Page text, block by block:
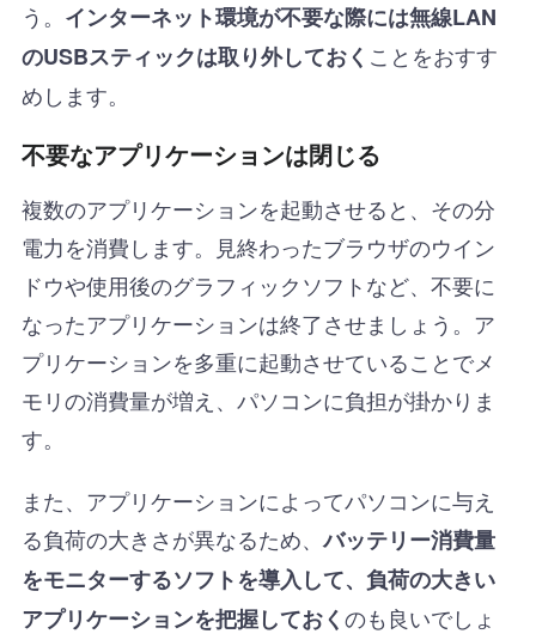
う。 インターネット環境が不要な際には無線LAN
のUSBスティックは取り外しておく ことをおすす
めします。
不要なアプリケーションは閉じる
複数のアプリケーションを起動させると、その分
電力を消費します。見終わったブラウザのウイン
ドウや使用後のグラフィックソフトなど、不要に
なったアプリケーションは終了させましょう。ア
プリケーションを多重に起動させていることでメ
モリの消費量が増え、パソコンに負担が掛かりま
す。
また、アプリケーションによってパソコンに与え
る負荷の大きさが異なるため、バッテリー消費量
をモニターするソフトを導入して、負荷の大きい
アプリケーションを把握しておくのも良いでしょ